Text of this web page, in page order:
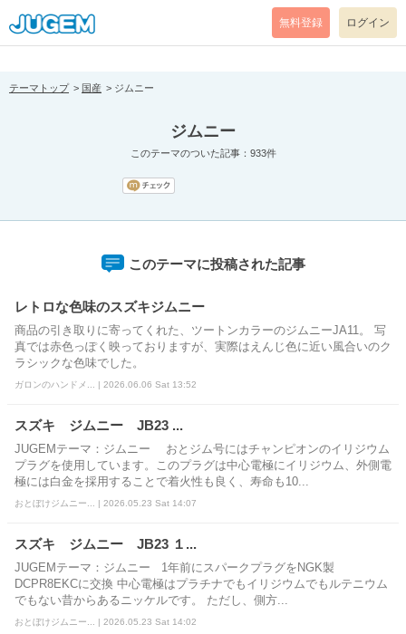
[pear_error: message="Success" code=0 mode=return level=notice
prefix="" info=""]
無料登録 ログイン
テーマトップ 国産 ジムニー
ジムニー
このテーマのついた記事：933件
このテーマに投稿された記事
レトロな色味のスズキジムニー
商品の引き取りに寄ってくれた、ツートンカラーのジムニーJA11。 写
真では赤色っぽく映っておりますが、実際はえんじ色に近い風合いのク
ラシックな色味でした。
ガロンのハンドメ... | 2026.06.06 Sat 13:52
スズキ ジムニー JB23 ...
JUGEMテーマ：ジムニー おとジム号にはチャンピオンのイリジウム
プラグを使用しています。このプラグは中心電極にイリジウム、外側電
極には白金を採用することで着火性も良く、寿命も10...
おとぼけジムニー... | 2026.05.23 Sat 14:07
スズキ ジムニー JB23 １...
JUGEMテーマ：ジムニー 1年前にスパークプラグをNGK製
DCPR8EKCに交換 中心電極はプラチナでもイリジウムでもルテニウム
でもない昔からあるニッケルです。 ただし、側方...
おとぼけジムニー... | 2026.05.23 Sat 14:02